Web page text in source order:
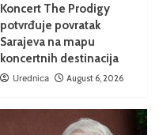
Koncert The Prodigy
potvrđuje povratak
Sarajeva na mapu
koncertnih destinacija
Urednica August 6, 2026